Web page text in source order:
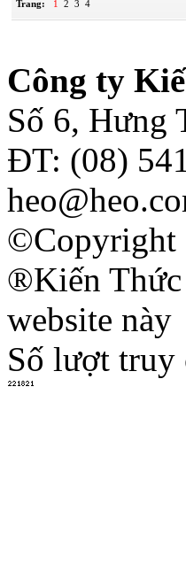
Trang: 1 2 3 4
Công ty
Số 6, Hưng
ĐT: (08)
©Copyright
®Kiến Thức
website này
Số lượt truy